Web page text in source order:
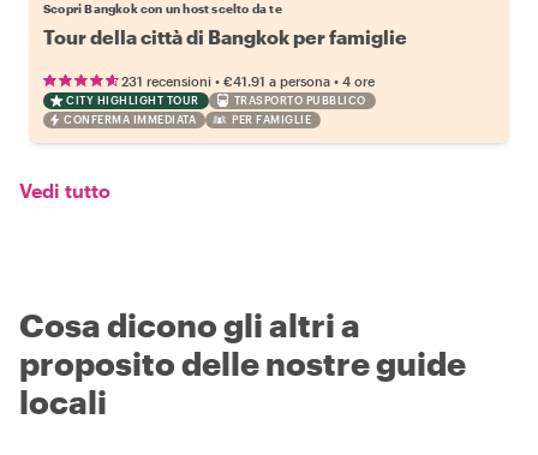
Scopri Bangkok con un host scelto da te
Tour della città di Bangkok per famiglie
231 recensioni • €41.91 a persona • 4 ore
CITY HIGHLIGHT TOUR
TRASPORTO PUBBLICO
CONFERMA IMMEDIATA
PER FAMIGLIE
Vedi tutto
Cosa dicono gli altri a
proposito delle nostre guide
locali